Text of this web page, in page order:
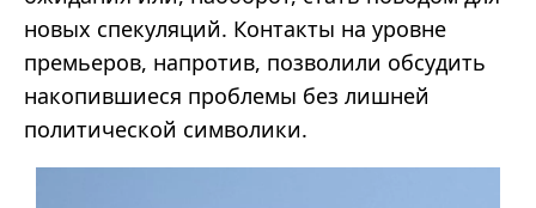
новых спекуляций. Контакты на уровне
премьеров, напротив, позволили обсудить
накопившиеся проблемы без лишней
политической символики.